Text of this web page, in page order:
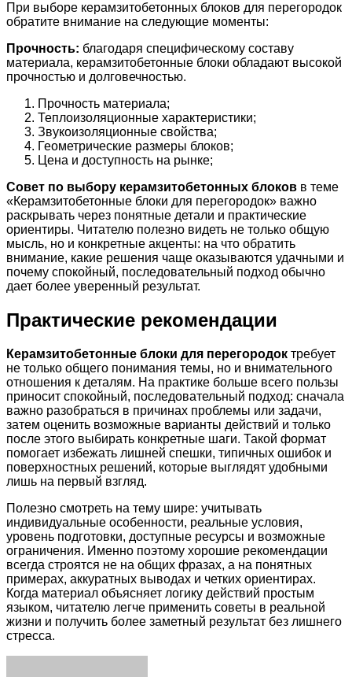
При выборе керамзитобетонных блоков для перегородок
обратите внимание на следующие моменты:
Прочность: благодаря специфическому составу
материала, керамзитобетонные блоки обладают высокой
прочностью и долговечностью.
Прочность материала;
Теплоизоляционные характеристики;
Звукоизоляционные свойства;
Геометрические размеры блоков;
Цена и доступность на рынке;
Совет по выбору керамзитобетонных блоков в теме
«Керамзитобетонные блоки для перегородок» важно
раскрывать через понятные детали и практические
ориентиры. Читателю полезно видеть не только общую
мысль, но и конкретные акценты: на что обратить
внимание, какие решения чаще оказываются удачными и
почему спокойный, последовательный подход обычно
дает более уверенный результат.
Практические рекомендации
Керамзитобетонные блоки для перегородок требует
не только общего понимания темы, но и внимательного
отношения к деталям. На практике больше всего пользы
приносит спокойный, последовательный подход: сначала
важно разобраться в причинах проблемы или задачи,
затем оценить возможные варианты действий и только
после этого выбирать конкретные шаги. Такой формат
помогает избежать лишней спешки, типичных ошибок и
поверхностных решений, которые выглядят удобными
лишь на первый взгляд.
Полезно смотреть на тему шире: учитывать
индивидуальные особенности, реальные условия,
уровень подготовки, доступные ресурсы и возможные
ограничения. Именно поэтому хорошие рекомендации
всегда строятся не на общих фразах, а на понятных
примерах, аккуратных выводах и четких ориентирах.
Когда материал объясняет логику действий простым
языком, читателю легче применить советы в реальной
жизни и получить более заметный результат без лишнего
стресса.